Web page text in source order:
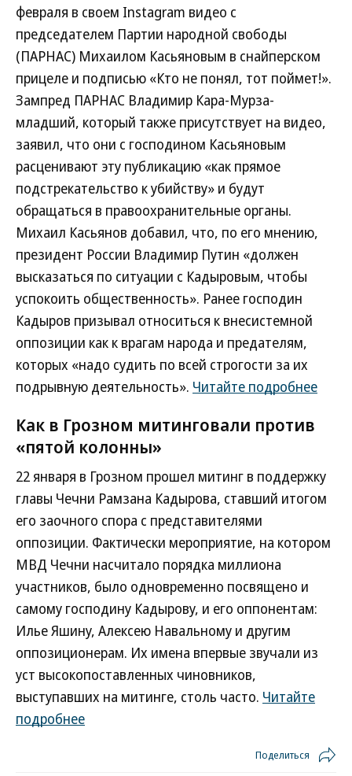
февраля в своем Instagram видео с
председателем Партии народной свободы
(ПАРНАС) Михаилом Касьяновым в снайперском
прицеле и подписью «Кто не понял, тот поймет!».
Зампред ПАРНАС Владимир Кара-Мурза-
младший, который также присутствует на видео,
заявил, что они с господином Касьяновым
расценивают эту публикацию «как прямое
подстрекательство к убийству» и будут
обращаться в правоохранительные органы.
Михаил Касьянов добавил, что, по его мнению,
президент России Владимир Путин «должен
высказаться по ситуации с Кадыровым, чтобы
успокоить общественность». Ранее господин
Кадыров призывал относиться к внесистемной
оппозиции как к врагам народа и предателям,
которых «надо судить по всей строгости за их
подрывную деятельность». Читайте подробнее
Как в Грозном митинговали против
«пятой колонны»
22 января в Грозном прошел митинг в поддержку
главы Чечни Рамзана Кадырова, ставший итогом
его заочного спора с представителями
оппозиции. Фактически мероприятие, на котором
МВД Чечни насчитало порядка миллиона
участников, было одновременно посвящено и
самому господину Кадырову, и его оппонентам:
Илье Яшину, Алексею Навальному и другим
оппозиционерам. Их имена впервые звучали из
уст высокопоставленных чиновников,
выступавших на митинге, столь часто. Читайте
подробнее
Поделиться